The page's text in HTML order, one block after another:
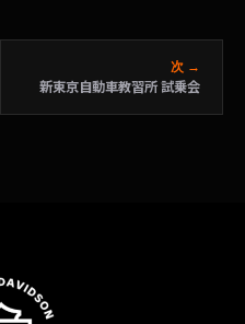
次 →
新東京自動車教習所 試乗会